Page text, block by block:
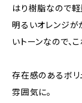
はり樹脂なので軽
明るいオレンジが
いトーンなので、
存在感のあるボリ
雰囲気に。